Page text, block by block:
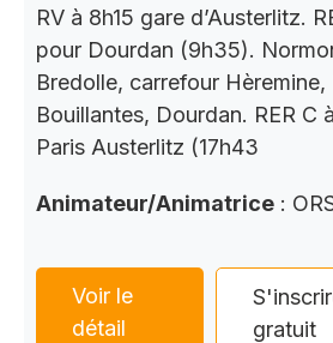
RV à 8h15 gare d’Austerlitz.
pour Dourdan (9h35).
Bredolle, carrefour Hèremine,
Bouillantes, Dourdan. RER C
Paris Austerlitz (17h43
Animateur/Animatrice :
Voir le
détail
gratuit